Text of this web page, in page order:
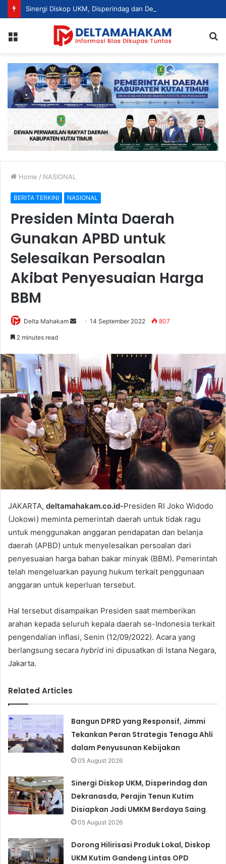
Home / NASIONAL
BERITA TERKINI NASIONAL
Presiden Minta Daerah
Gunakan APBD untuk
Selesaikan Persoalan
Akibat Penyesuaian Harga
BBM
Delta Mahakam
n
e
m
a
i
l
14 September 2022 807
2 minutes read
JAKARTA, deltamahakam.co.id-Presiden RI Joko Widodo
(Jokowi) meminta pemerintah daerah untuk tidak ragu
untuk menggunakan anggaran pendapatan dan belanja
daerah (APBD) untuk menyelesaikan persoalan dari
penyesuaian harga bahan bakar minyak (BBM). Pemerintah
telah mengeluarkan payung hukum terkait penggunaan
anggaran untuk keperluan tersebut.
Hal tersebut disampaikan Presiden saat memberikan
arahan kepada seluruh kepala daerah se-Indonesia terkait
pengendalian inflasi, Senin (12/09/2022). Acara yang
berlangsung secara hybrid ini dipusatkan di Istana Negara,
Jakarta.
Related Articles
Bangun DPRD yang Responsif, Jimmi
Tekankan Peran Strategis Tenaga Ahli
dalam Penyusunan Kebijakan
05 August 2026
Sinergi Diskop UKM, Disperindag dan
Dekranasda, Perajin Tenun Kutim
Disiapkan Jadi UMKM Berdaya Saing
05 August 2026
Dorong Hilirisasi Produk Lokal, Diskop
UKM Kutim Gandeng Lintas OPD